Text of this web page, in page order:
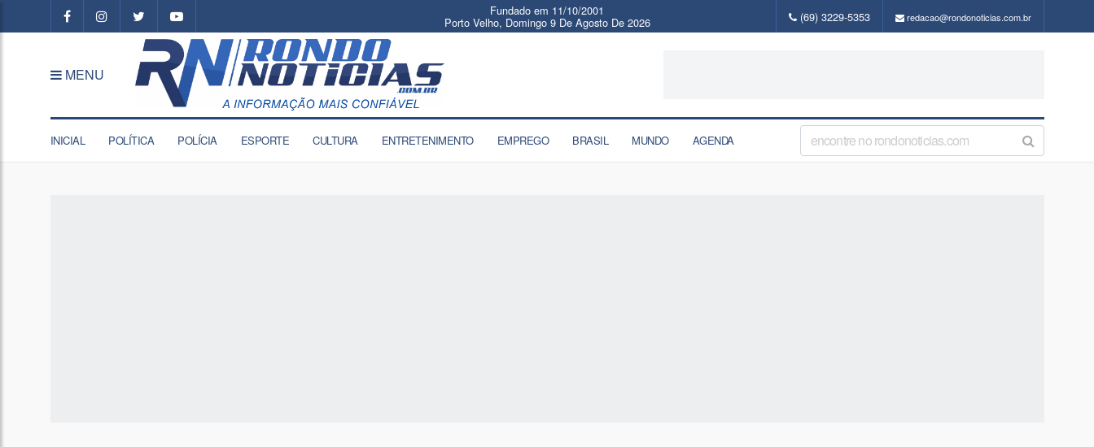
Fundado em 11/10/2001
Porto Velho, Domingo 9 De Agosto De 2026 (69) 3229-5353 redacao@rondonoticias.com.br
MENU
INICIAL POLÍTICA POLÍCIA ESPORTE CULTURA ENTRETENIMENTO EMPREGO BRASIL MUNDO AGENDA